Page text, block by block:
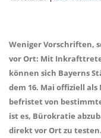
Weniger Vorschriften,
vor Ort: Mit
können sich Bayerns
dem 16. Mai offiziell
befristet von
ist es, Bürokratie
direkt vor Ort zu